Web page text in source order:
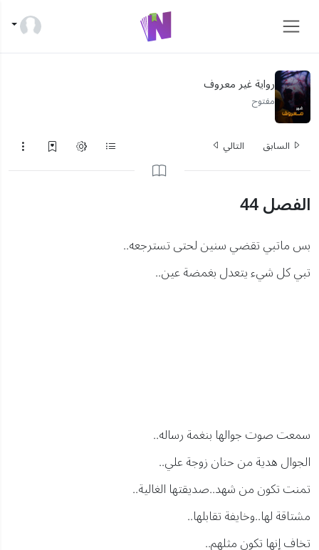
رواية غير معروف
مفتوح
السابق التالي
الفصل 44
بس ماتبي تقضي سنين لحتى تسترجعه..
تبي كل شيء يتعدل بغمضة عين..
سمعت صوت جوالها بنغمة رساله..
الجوال هدية من حنان زوجة علي..
تمنت تكون من شهد..صديقتها الغالية..
مشتاقة لها..وخايفة تقابلها..
تخاف إنها تكون مثلهم..